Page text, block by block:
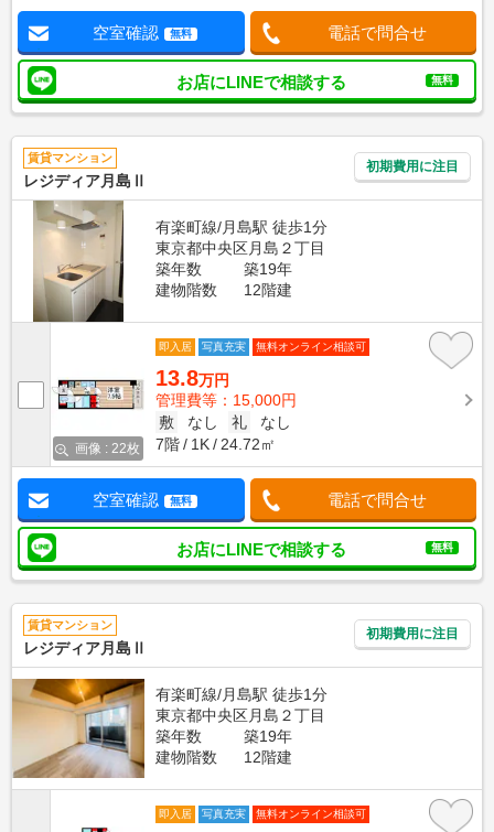
空室確認 無料 電話で問合せ
お店にLINEで相談する 無料
賃貸マンション
レジディア月島Ⅱ
初期費用に注目
有楽町線/月島駅 徒歩1分
東京都中央区月島２丁目
築年数
築19年
建物階数
12階建
画像 : 22枚
即入居 写真充実 無料オンライン相談可
13.8万円
管理費等：15,000円
敷
なし 礼
なし
7階
1K 24.72㎡
空室確認 無料 電話で問合せ
お店にLINEで相談する 無料
賃貸マンション
レジディア月島Ⅱ
初期費用に注目
有楽町線/月島駅 徒歩1分
東京都中央区月島２丁目
築年数
築19年
建物階数
12階建
即入居 写真充実 無料オンライン相談可